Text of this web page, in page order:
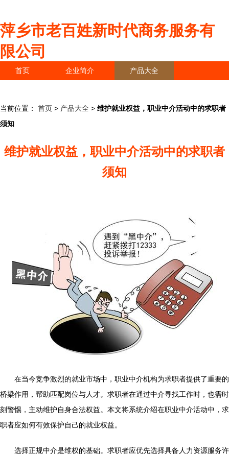
萍乡市老百姓新时代商务服务有
限公司
首页 企业简介 产品大全
当前位置： 首页 > 产品大全 > 维护就业权益，职业中介活动中的求职者
须知
维护就业权益，职业中介活动中的求职者
须知
在当今竞争激烈的就业市场中，职业中介机构为求职者提供了重要的
桥梁作用，帮助匹配岗位与人才。求职者在通过中介寻找工作时，也需时
刻警惕，主动维护自身合法权益。本文将系统介绍在职业中介活动中，求
职者应如何有效保护自己的就业权益。
选择正规中介是维权的基础。求职者应优先选择具备人力资源服务许